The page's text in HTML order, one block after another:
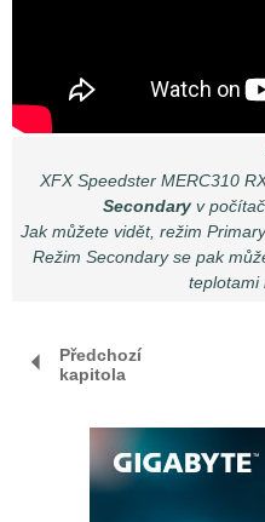
XFX Speedster MERC310
Secondaryv
Jak můžete vidět, režim
Režim Secondary se pak
teplotami
Předchozí
kapitola